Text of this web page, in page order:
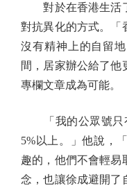
對於在香港生活了
對抗異化的方式。「
沒有精神上的自留
間，居家辦公給了他
專欄文章成為可能。
「我的公眾號只
5%以上。」他說，
趣的，他們不會輕易
念，也讓徐成避開了